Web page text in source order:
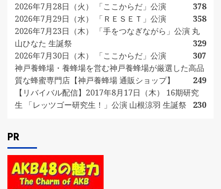
2026年7月28日（火） 「ここからだ」公演
378
2026年7月29日（水） 「ＲＥＳＥＴ」公演
358
2026年7月23日（木） 「手をつなぎながら」公演 丸
山ひなた 生誕祭
329
2026年7月30日（木） 「ここからだ」公演
307
神戸養蜂場・養蜂場を営む神戸養蜂場が厳選した高品
質な蜂蜜専門店【神戸養蜂場 通販ショップ】
249
【リバイバル配信】2017年8月17日（木） 16期研究
生 「レッツゴー研究生！」公演 山根涼羽 生誕祭
230
PR